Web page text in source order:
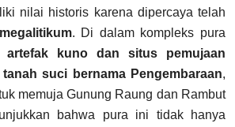
nilai historis karena dipercaya telah
. Di dalam kompleks pura
artefak kuno dan situs pemujaan
suci bernama Pengembaraan,
memuja Gunung Raung dan Rambut
bahwa pura ini tidak hanya